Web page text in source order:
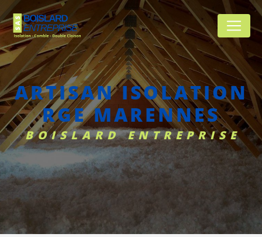
ARTISAN ISOLATION
RGE MARENNES
BOISLARD ENTREPRISE
Panneau de gestion des cookies